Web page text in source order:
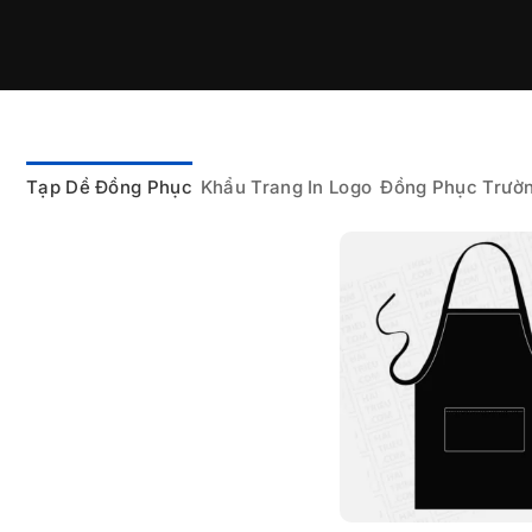
Tạp Dề Đồng Phục Khẩu Trang In Logo Đồng Phục